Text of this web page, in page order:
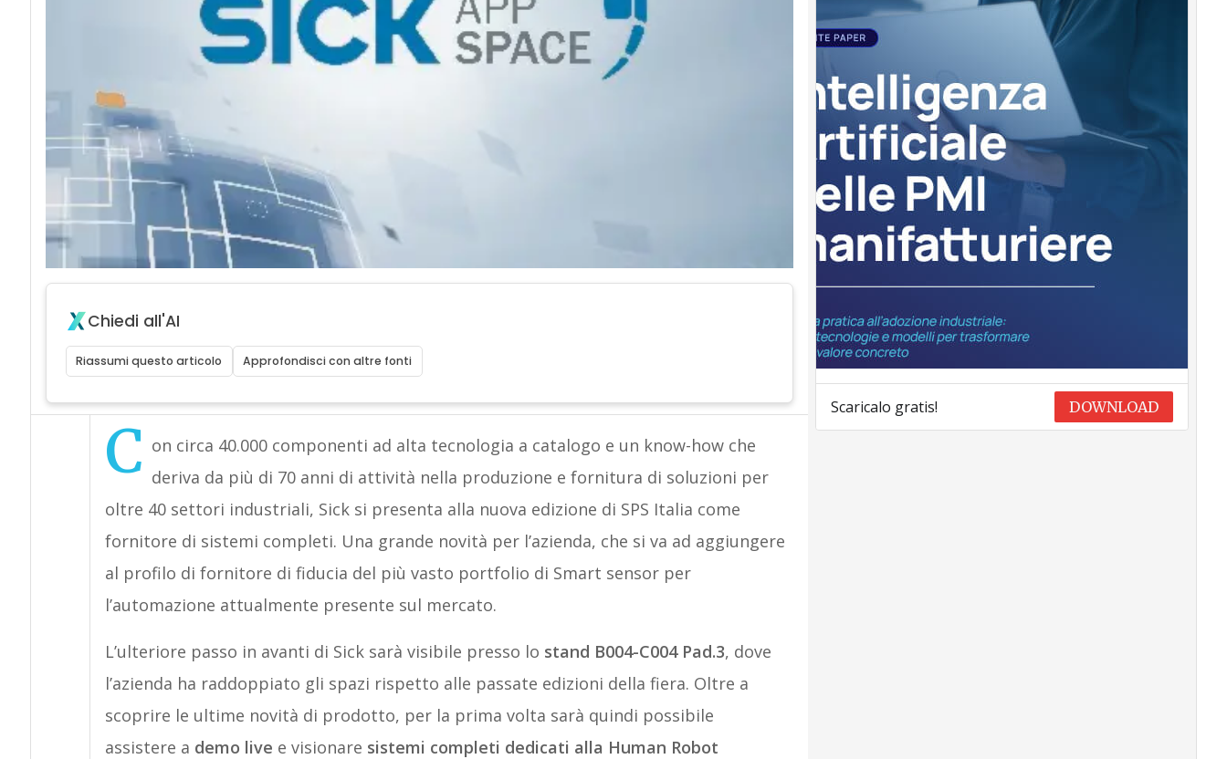
Chiedi all'AI
Riassumi questo articolo Approfondisci con altre fonti
C on circa 40.000 componenti ad alta tecnologia a catalogo e un know-how che
deriva da più di 70 anni di attività nella produzione e fornitura di soluzioni per
oltre 40 settori industriali, Sick si presenta alla nuova edizione di SPS Italia come
fornitore di sistemi completi. Una grande novità per l’azienda, che si va ad aggiungere
al profilo di fornitore di fiducia del più vasto portfolio di Smart sensor per
l’automazione attualmente presente sul mercato.
L’ulteriore passo in avanti di Sick sarà visibile presso lo stand B004-C004 Pad.3, dove
l’azienda ha raddoppiato gli spazi rispetto alle passate edizioni della fiera. Oltre a
scoprire le ultime novità di prodotto, per la prima volta sarà quindi possibile
assistere a demo live e visionare sistemi completi dedicati alla Human Robot
Scaricalo gratis! DOWNLOAD